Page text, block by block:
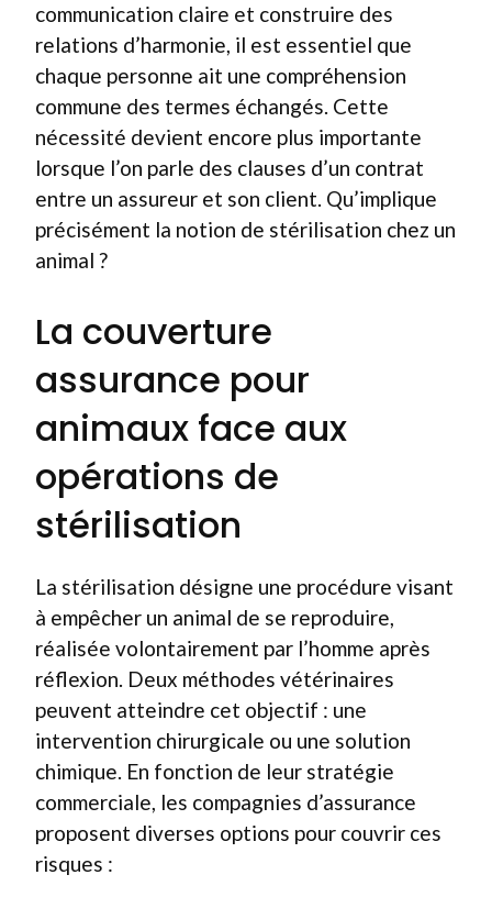
communication claire et construire des
relations d’harmonie, il est essentiel que
chaque personne ait une compréhension
commune des termes échangés. Cette
nécessité devient encore plus importante
lorsque l’on parle des clauses d’un contrat
entre un assureur et son client. Qu’implique
précisément la notion de stérilisation chez un
animal ?
La couverture
assurance pour
animaux face aux
opérations de
stérilisation
La stérilisation désigne une procédure visant
à empêcher un animal de se reproduire,
réalisée volontairement par l’homme après
réflexion. Deux méthodes vétérinaires
peuvent atteindre cet objectif : une
intervention chirurgicale ou une solution
chimique. En fonction de leur stratégie
commerciale, les compagnies d’assurance
proposent diverses options pour couvrir ces
risques :